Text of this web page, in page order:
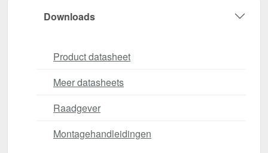
Downloads
Product datasheet
Meer datasheets
Raadgever
Montagehandleidingen